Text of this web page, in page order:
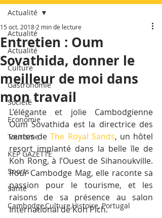
Actualité
Actualité
Culture
Gastronomie
Société
Economie
Tourisme
KEP GAZETTE
Sports
Santé
Cambodge,Culture,Histoire, Portugal
Actualité
Entretien : Oum
Sovathida, donner le
meilleur de moi dans
mon travail
15 oct. 2018 2 min de lecture
L’élégante et jolie Cambodgienne
Oum Sovathida est la directrice des
ventes de The Royal Sands, un hôtel
resort implanté dans la belle île de
Koh Rong, à l’Ouest de Sihanoukville.
Pour Cambodge Mag, elle raconte sa
passion pour le tourisme, et les
raisons de sa présence au salon
International de Koh Pich.